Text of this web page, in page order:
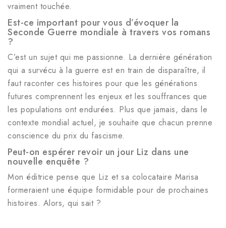
vraiment touchée.
Est-ce important pour vous d’évoquer la
Seconde Guerre mondiale à travers vos romans
?
C’est un sujet qui me passionne. La dernière génération
qui a survécu à la guerre est en train de disparaître, il
faut raconter ces histoires pour que les générations
futures comprennent les enjeux et les souffrances que
les populations ont endurées. Plus que jamais, dans le
contexte mondial actuel, je souhaite que chacun prenne
conscience du prix du fascisme.
Peut-on espérer revoir un jour Liz dans une
nouvelle enquête ?
Mon éditrice pense que Liz et sa colocataire Marisa
formeraient une équipe formidable pour de prochaines
histoires. Alors, qui sait ?